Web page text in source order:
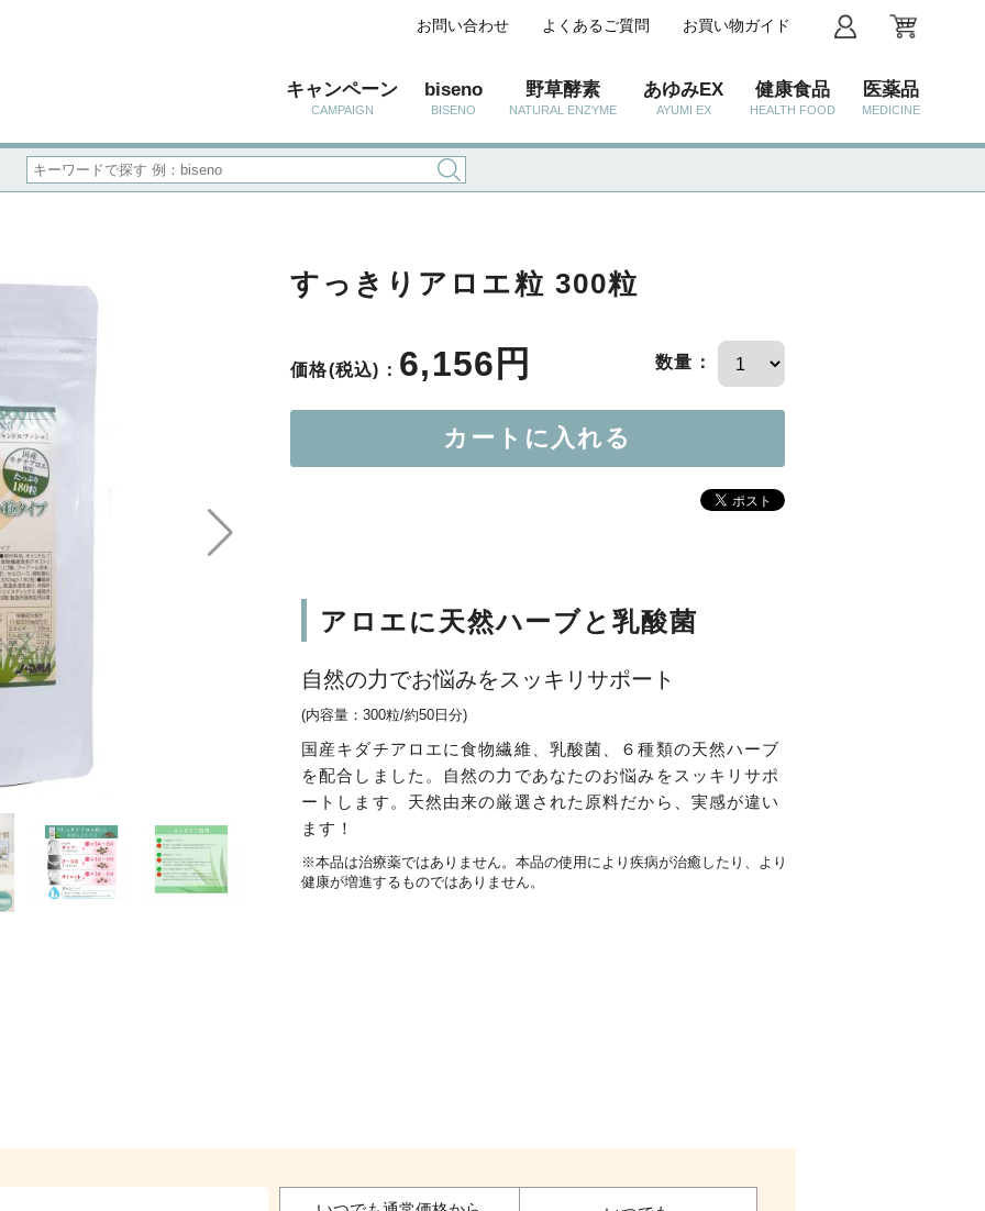
キャンペーン
CAMPAIGN
biseno
BISENO
野草酵素
NATURAL ENZYME
あゆみEX
AYUMI EX
健康食品
HEALTH FOOD
医薬品
MEDICINE
お問い合わせ よくあるご質問 お買い物ガイド
すっきりアロエ粒 300粒
価格(税込)： 6,156円 数量：
アロエに天然ハーブと乳酸菌
自然の力でお悩みをスッキリサポート
(内容量：300粒/約50日分)
国産キダチアロエに食物繊維、乳酸菌、６種類の天然ハーブ
を配合しました。自然の力であなたのお悩みをスッキリサポ
ートします。天然由来の厳選された原料だから、実感が違い
ます！
※本品は治療薬ではありません。本品の使用により疾病が治癒したり、より
健康が増進するものではありません。